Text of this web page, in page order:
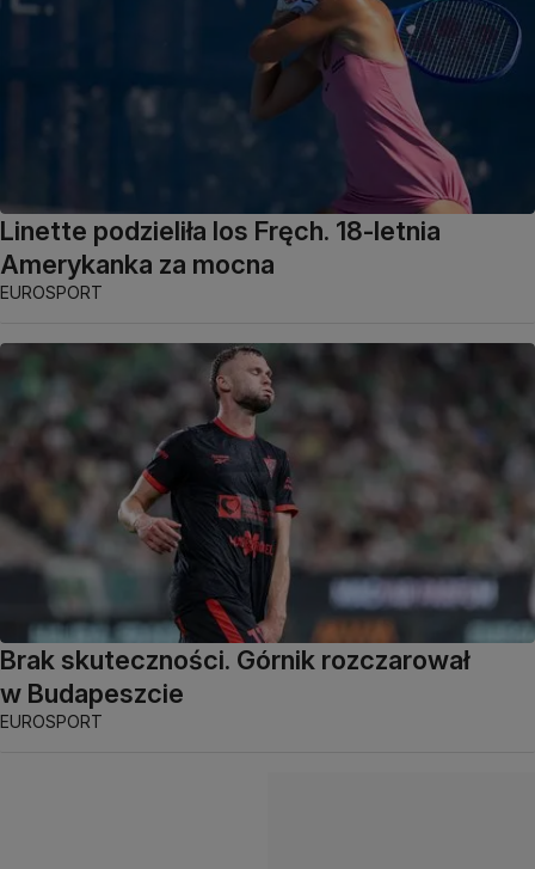
Linette podzieliła los Fręch. 18-letnia
Amerykanka za mocna
EUROSPORT
Brak skuteczności. Górnik rozczarował
w Budapeszcie
EUROSPORT